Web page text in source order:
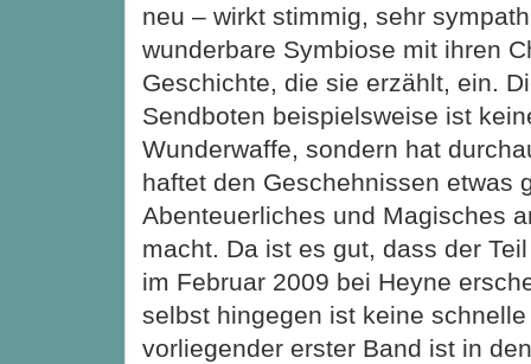
neu – wirkt stimmig, sehr
wunderbare Symbiose mit ihren
Geschichte, die sie erzählt, ein.
Sendboten beispielsweise ist
Wunderwaffe, sondern hat
haftet den Geschehnissen etwas
Abenteuerliches und Magisches
macht. Da ist es gut, dass der
im Februar 2009 bei Heyne
selbst hingegen ist keine
vorliegender erster Band ist in